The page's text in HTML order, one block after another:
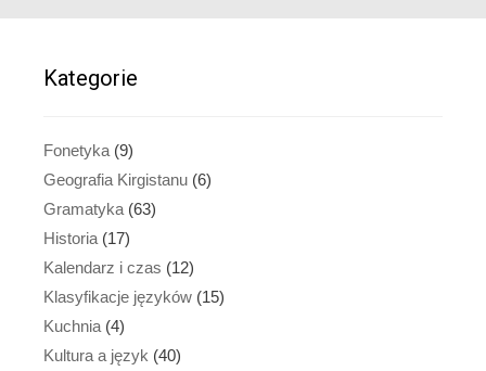
Kategorie
Fonetyka (9)
Geografia Kirgistanu (6)
Gramatyka (63)
Historia (17)
Kalendarz i czas (12)
Klasyfikacje języków (15)
Kuchnia (4)
Kultura a język (40)